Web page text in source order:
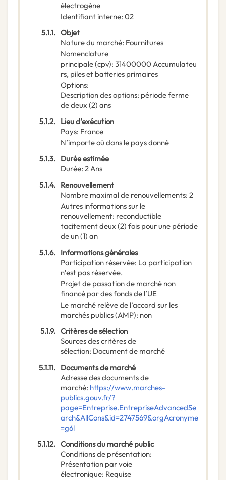
électrogène
Identifiant interne: 02
5.1.1. Objet
Nature du marché: Fournitures
Nomenclature
principale(cpv): 31400000 Accumulateu
rs, piles et batteries primaires
Options:
Description des options: période ferme
de deux (2) ans
5.1.2. Lieu d’exécution
Pays: France
N’importe où dans le pays donné
5.1.3. Durée estimée
Durée: 2Ans
5.1.4. Renouvellement
Nombre maximal de renouvellements: 2
Autres informations sur le
renouvellement: reconductible
tacitement deux (2) fois pour une période
de un (1) an
5.1.6. Informations générales
Participation réservée: La participation
n’est pas réservée.
Projet de passation de marché non
financé par des fonds de l’UE
Le marché relève de l’accord sur les
marchés publics (AMP): non
5.1.9. Critères de sélection
Sources des critères de
sélection: Document de marché
5.1.11. Documents de marché
Adresse des documents de
marché: https://www.marches-
publics.gouv.fr/?
page=Entreprise.EntrepriseAdvancedSe
arch&AllCons&id=2747569&orgAcronyme
=g6l
5.1.12. Conditions du marché public
Conditions de présentation:
Présentation par voie
électronique: Requise